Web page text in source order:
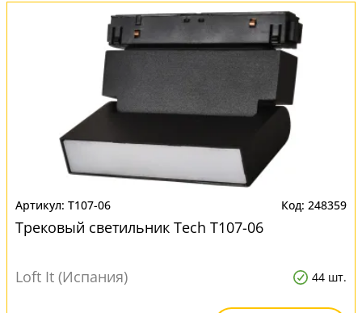
T107-06 248359
Трековый светильник Tech T107-06
Loft It (Испания) 44 шт.